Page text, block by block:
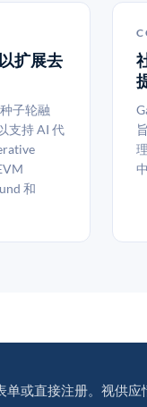
扩展去
子轮融
支持 AI 代
和
单或直接注册。视供应